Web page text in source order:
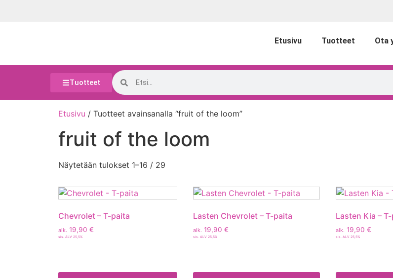
Etusivu Tuotteet Ota
Tuotteet
Etusivu / Tuotteet avainsanalla “fruit of the loom”
fruit of the loom
Näytetään tulokset 1–16 / 29
Chevrolet – T-paita
alk. 19,90 €
sis. ALV 25,5%
Lasten Chevrolet – T-paita
alk. 19,90 €
sis. ALV 25,5%
Lasten Kia –
alk. 19,90 €
sis. ALV 25,5%